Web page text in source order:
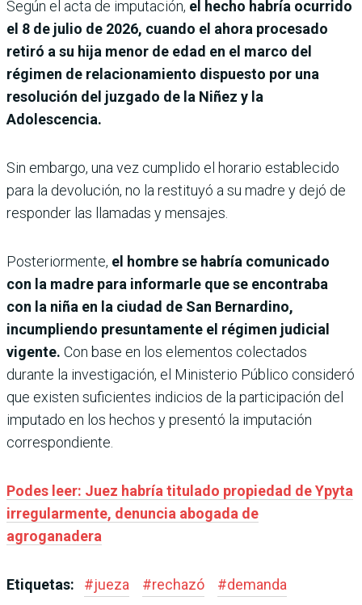
Según el acta de imputación, el hecho habría ocurrido
el 8 de julio de 2026, cuando el ahora procesado
retiró a su hija menor de edad en el marco del
régimen de relacionamiento dispuesto por una
resolución del juzgado de la Niñez y la
Adolescencia.
Sin embargo, una vez cumplido el horario establecido
para la devolución, no la restituyó a su madre y dejó de
responder las llamadas y mensajes.
Posteriormente, el hombre se habría comunicado
con la madre para informarle que se encontraba
con la niña en la ciudad de San Bernardino,
incumpliendo presuntamente el régimen judicial
vigente. Con base en los elementos colectados
durante la investigación, el Ministerio Público consideró
que existen suficientes indicios de la participación del
imputado en los hechos y presentó la imputación
correspondiente.
Podes leer: Juez habría titulado propiedad de Ypyta
irregularmente, denuncia abogada de
agroganadera
Etiquetas: #jueza #rechazó #demanda